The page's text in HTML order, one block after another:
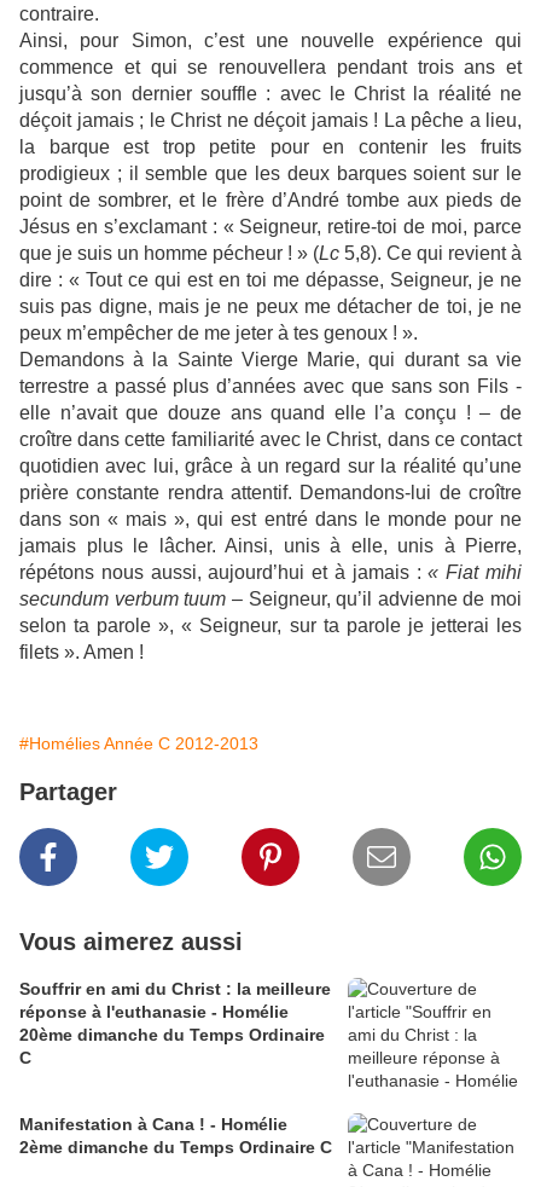
contraire.
Ainsi, pour Simon, c’est une nouvelle expérience qui
commence et qui se renouvellera pendant trois ans et
jusqu’à son dernier souffle : avec le Christ la réalité ne
déçoit jamais ; le Christ ne déçoit jamais ! La pêche a lieu,
la barque est trop petite pour en contenir les fruits
prodigieux ; il semble que les deux barques soient sur le
point de sombrer, et le frère d’André tombe aux pieds de
Jésus en s’exclamant : « Seigneur, retire-toi de moi, parce
que je suis un homme pécheur ! » (Lc 5,8). Ce qui revient à
dire : « Tout ce qui est en toi me dépasse, Seigneur, je ne
suis pas digne, mais je ne peux me détacher de toi, je ne
peux m’empêcher de me jeter à tes genoux ! ».
Demandons à la Sainte Vierge Marie, qui durant sa vie
terrestre a passé plus d’années avec que sans son Fils -
elle n’avait que douze ans quand elle l’a conçu ! – de
croître dans cette familiarité avec le Christ, dans ce contact
quotidien avec lui, grâce à un regard sur la réalité qu’une
prière constante rendra attentif. Demandons-lui de croître
dans son « mais », qui est entré dans le monde pour ne
jamais plus le lâcher. Ainsi, unis à elle, unis à Pierre,
répétons nous aussi, aujourd’hui et à jamais : « Fiat mihi
secundum verbum tuum – Seigneur, qu’il advienne de moi
selon ta parole », « Seigneur, sur ta parole je jetterai les
filets ». Amen !
#Homélies Année C 2012-2013
Partager
Vous aimerez aussi
Souffrir en ami du Christ : la meilleure
réponse à l'euthanasie - Homélie
20ème dimanche du Temps Ordinaire
C
Manifestation à Cana ! - Homélie
2ème dimanche du Temps Ordinaire C